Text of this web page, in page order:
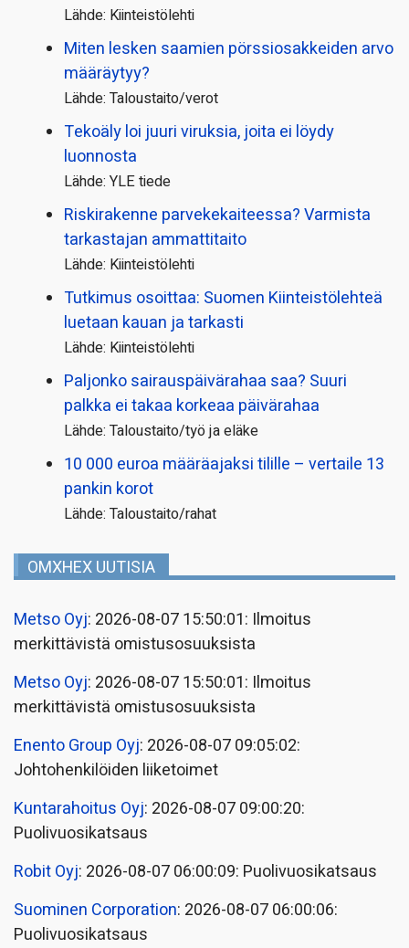
Lähde: Kiinteistölehti
Miten lesken saamien pörssi­osakkeiden arvo
määräytyy?
Lähde: Taloustaito/verot
Tekoäly loi juuri viruksia, joita ei löydy
luonnosta
Lähde: YLE tiede
Riskirakenne parvekekaiteessa? Varmista
tarkastajan ammattitaito
Lähde: Kiinteistölehti
Tutkimus osoittaa: Suomen Kiinteistölehteä
luetaan kauan ja tarkasti
Lähde: Kiinteistölehti
Paljonko sairauspäivä­rahaa saa? Suuri
palkka ei takaa korkeaa päivärahaa
Lähde: Taloustaito/työ ja eläke
10 000 euroa määräajaksi tilille – vertaile 13
pankin korot
Lähde: Taloustaito/rahat
OMXHEX UUTISIA
Metso Oyj: 2026-08-07 15:50:01: Ilmoitus
merkittävistä omistusosuuksista
Metso Oyj: 2026-08-07 15:50:01: Ilmoitus
merkittävistä omistusosuuksista
Enento Group Oyj: 2026-08-07 09:05:02:
Johtohenkilöiden liiketoimet
Kuntarahoitus Oyj: 2026-08-07 09:00:20:
Puolivuosikatsaus
Robit Oyj: 2026-08-07 06:00:09: Puolivuosikatsaus
Suominen Corporation: 2026-08-07 06:00:06:
Puolivuosikatsaus